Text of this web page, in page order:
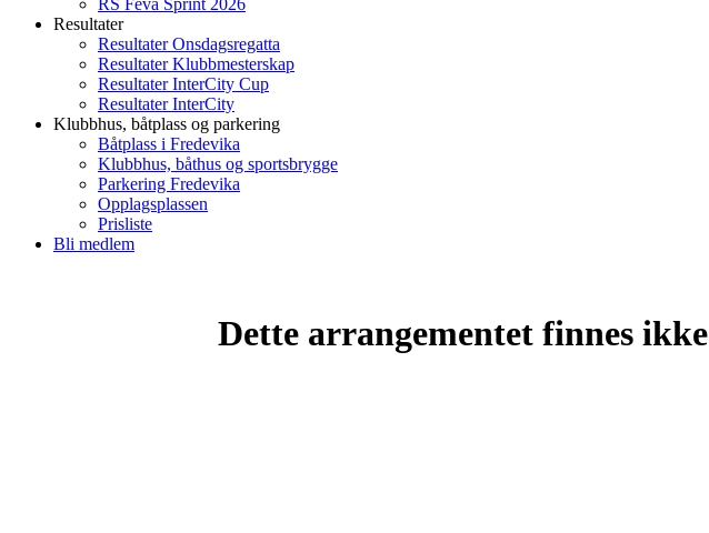
RS Feva Sprint 2026
Resultater
Resultater Onsdagsregatta
Resultater Klubbmesterskap
Resultater InterCity Cup
Resultater InterCity
Klubbhus, båtplass og parkering
Båtplass i Fredevika
Klubbhus, båthus og sportsbrygge
Parkering Fredevika
Opplagsplassen
Prisliste
Bli medlem
Dette arrangementet finnes